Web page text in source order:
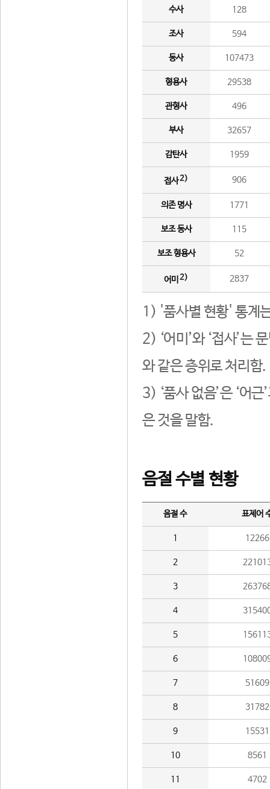
수사 128
조사 594
동사 107473
형용사 29538
관형사 496
부사 32657
감탄사 1959
접사2) 906
의존 명사 1771
보조 동사 115
보조 형용사 52
어미 2) 2837
1) '품사별 현황' 통계
2) ‘어미’와 ‘접사’는
와 같은 층위로 처리함.
3) ‘품사 없음’은 ‘어
은 것을 말함.
음절 수별 현황
음절 수 표제어
1 12266
2
3
4
5
6
7 51609
8 31782
9 15531
10 8561
11 4702